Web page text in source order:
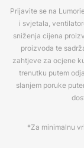
Prijavite se na
i svjetala,
sniženja cijena
proizvoda te
zahtjeve za ocjene
trenutku putem
slanjem poruke
*Za minimalnu